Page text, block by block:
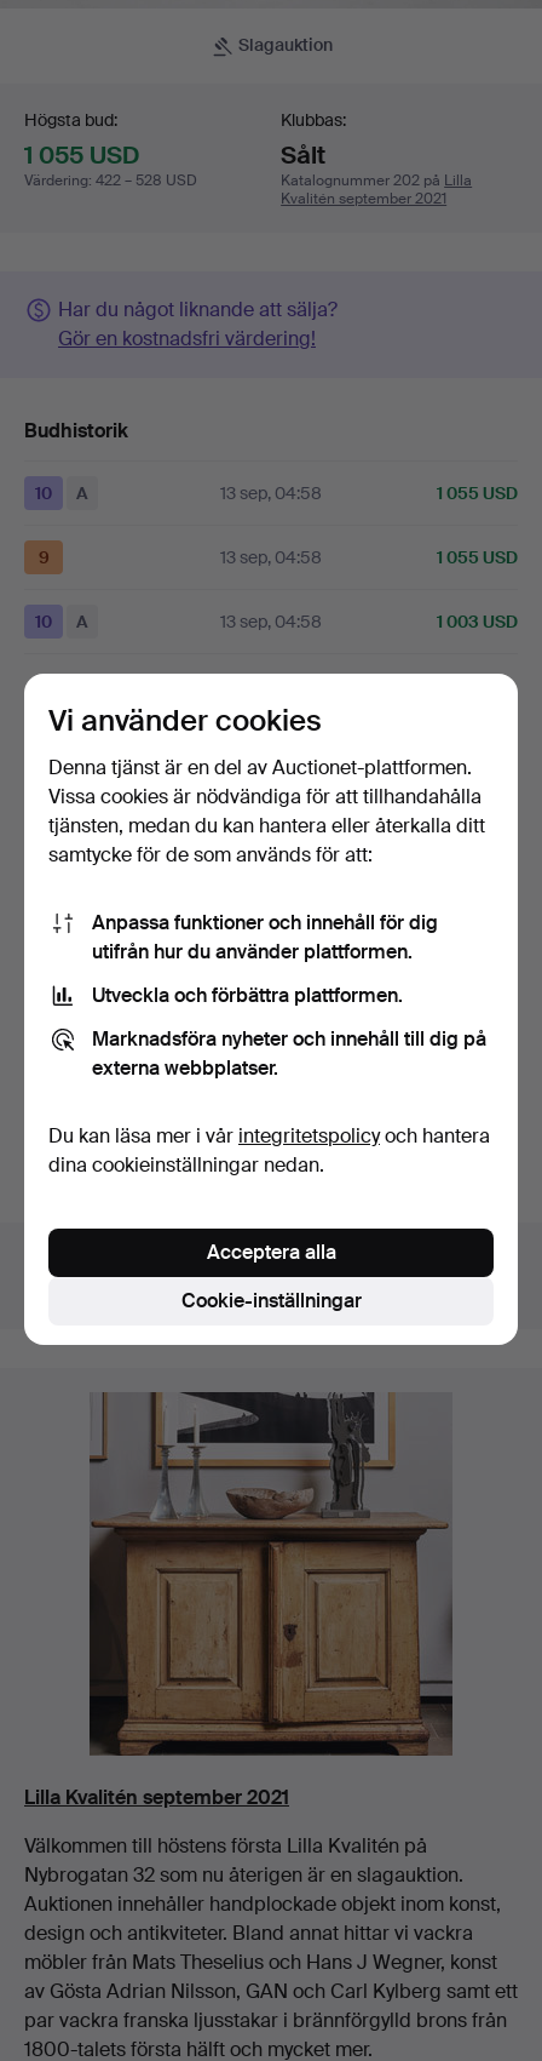
Slagauktion
Högsta bud:
1 055 USD
Värdering: 422 – 528 USD
Klubbas:
Sålt
Katalognummer 202 på Lilla
Kvalitén september 2021
Har du något liknande att sälja?
Gör en kostnadsfri värdering!
Budhistorik
10 A 13 sep, 04:58 1 055 USD
9 13 sep, 04:58 1 055 USD
10 A 13 sep, 04:58 1 003 USD
Visa alla 21 bud
Beskrivning
bemålad i grönt med skurna detaljer i guld, klädd sits,
höjd 45, 46 x 31 cm.
Konditionsrapport
ommålad, visst slitage, ett ben med spricka.
Slagauktion
Lilla Kvalitén september 2021
Har du något liknande att sälja? Gör en kostnadsfri
värdering!
Detaljer
Stockholms Auktionsverk Fine Art
Lilla Kvalitén september 2021
Välkommen till höstens första Lilla Kvalitén på
Nybrogatan 32 som nu återigen är en slagauktion.
Auktionen innehåller handplockade objekt inom konst,
design och antikviteter. Bland annat hittar vi vackra
möbler från Mats Theselius och Hans J Wegner, konst
av Gösta Adrian Nilsson, GAN och Carl Kylberg samt ett
par vackra franska ljusstakar i brännförgylld brons från
1800-talets första hälft och mycket mer.
Vi använder cookies
Denna tjänst är en del av Auctionet-plattformen.
Vissa cookies är nödvändiga för att tillhandahålla
tjänsten, medan du kan hantera eller återkalla ditt
samtycke för de som används för att:
Anpassa funktioner och innehåll för dig
utifrån hur du använder plattformen.
Utveckla och förbättra plattformen.
Marknadsföra nyheter och innehåll till dig på
externa webbplatser.
Du kan läsa mer i vår integritetspolicyoch hantera
dina cookieinställningar nedan.
Cookie-inställningar
Acceptera alla